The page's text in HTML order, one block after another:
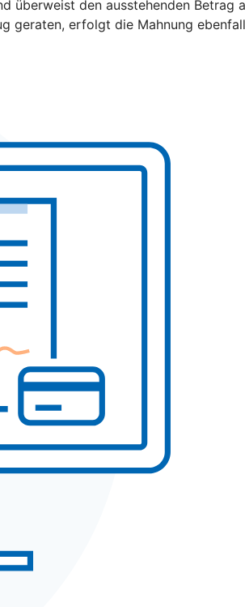
überweist den ausstehenden
geraten, erfolgt die Mahnung